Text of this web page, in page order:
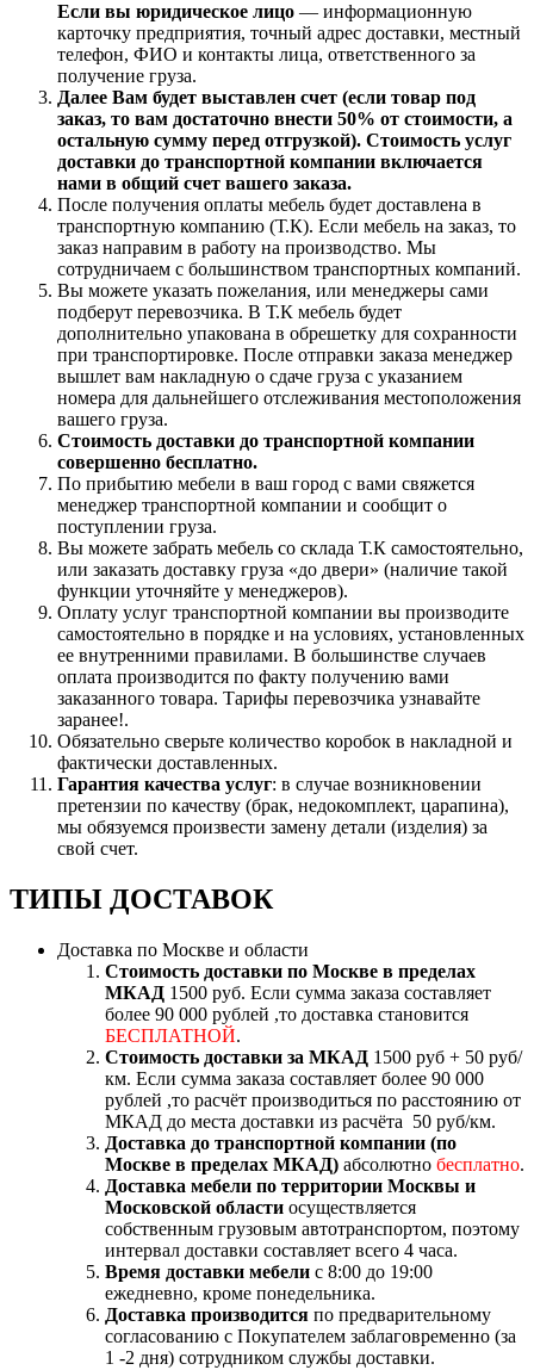
Если вы юридическое лицо — информационную
карточку предприятия, точный адрес доставки, местный
телефон, ФИО и контакты лица, ответственного за
получение груза.
Далее Вам будет выставлен счет (если товар под
заказ, то вам достаточно внести 50% от стоимости, а
остальную сумму перед отгрузкой). Стоимость услуг
доставки до транспортной компании включается
нами в общий счет вашего заказа.
После получения оплаты мебель будет доставлена в
транспортную компанию (Т.К). Если мебель на заказ, то
заказ направим в работу на производство. Мы
сотрудничаем с большинством транспортных компаний.
Вы можете указать пожелания, или менеджеры сами
подберут перевозчика. В Т.К мебель будет
дополнительно упакована в обрешетку для сохранности
при транспортировке. После отправки заказа менеджер
вышлет вам накладную о сдаче груза с указанием
номера для дальнейшего отслеживания местоположения
вашего груза.
Стоимость доставки до транспортной компании
совершенно бесплатно.
По прибытию мебели в ваш город с вами свяжется
менеджер транспортной компании и сообщит о
поступлении груза.
Вы можете забрать мебель со склада Т.К самостоятельно,
или заказать доставку груза «до двери» (наличие такой
функции уточняйте у менеджеров).
Оплату услуг транспортной компании вы производите
самостоятельно в порядке и на условиях, установленных
ее внутренними правилами. В большинстве случаев
оплата производится по факту получению вами
заказанного товара. Тарифы перевозчика узнавайте
заранее!.
Обязательно сверьте количество коробок в накладной и
фактически доставленных.
Гарантия качества услуг: в случае возникновении
претензии по качеству (брак, недокомплект, царапина),
мы обязуемся произвести замену детали (изделия) за
свой счет.
ТИПЫ ДОСТАВОК
Доставка по Москве и области
Стоимость доставки по Москве в пределах
МКАД 1500 руб. Если сумма заказа составляет
более 90 000 рублей ,то доставка становится
БЕСПЛАТНОЙ.
Стоимость доставки за МКАД 1500 руб + 50 руб/
км. Если сумма заказа составляет более 90 000
рублей ,то расчёт производиться по расстоянию от
МКАД до места доставки из расчёта 50 руб/км.
Доставка до транспортной компании (по
Москве в пределах МКАД) абсолютно бесплатно.
Доставка мебели по территории Москвы и
Московской области осуществляется
собственным грузовым автотранспортом, поэтому
интервал доставки составляет всего 4 часа.
Время доставки мебели с 8:00 до 19:00
ежедневно, кроме понедельника.
Доставка производится по предварительному
согласованию с Покупателем заблаговременно (за
1 -2 дня) сотрудником службы доставки.